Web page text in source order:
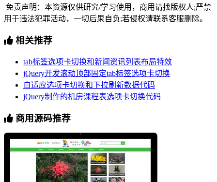
免责声明：本资源仅供研究/学习使用，商用请找版权人;严禁
用于违法犯罪活动，一切后果自负;若侵权请联系客服删除。
相关推荐
tab标签选项卡切换和新闻资讯列表布局特效
jQuery开发滚动顶部固定tab标签选项卡切换
自适应选项卡切换和下拉刷新数据代码
jQuery制作的机房课程表选项卡切换代码
商用源码推荐